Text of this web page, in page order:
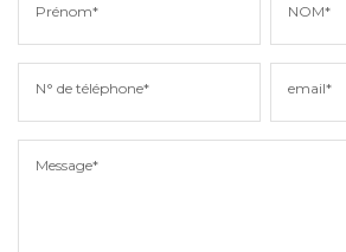
Prénom* NOM*
N° de téléphone* email*
Message*